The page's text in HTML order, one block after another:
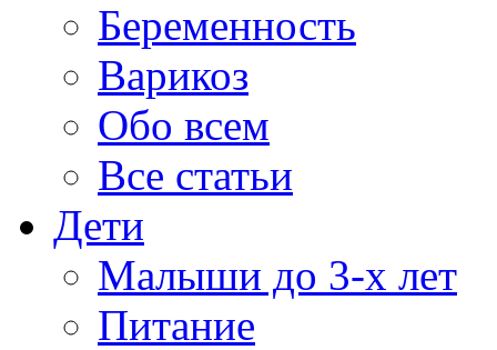
Беременность
Варикоз
Обо всем
Все статьи
Дети
Малыши до 3-х лет
Питание